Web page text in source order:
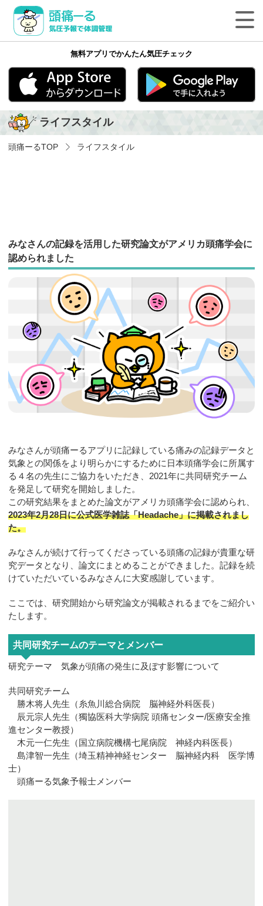
頭痛ーる 気圧予報で体調管理
最新の天気頭痛予報
気象病の基礎知識
気象病を防ぐ方法
法人のみなさまへ
お問合せ
無料アプリでかんたん気圧チェック
ライフスタイル
頭痛ーるTOP ライフスタイル
みなさんの記録を活用した研究論文がアメリカ頭痛学会に
認められました
みなさんが頭痛ーるアプリに記録している痛みの記録データと
気象との関係をより明らかにするために日本頭痛学会に所属す
る４名の先生にご協力をいただき、2021年に共同研究チーム
を発足して研究を開始しました。
この研究結果をまとめた論文がアメリカ頭痛学会に認められ、
2023年2月28日に公式医学雑誌「Headache」に掲載されまし
た。
みなさんが続けて行ってくださっている頭痛の記録が貴重な研
究データとなり、論文にまとめることができました。記録を続
けていただいているみなさんに大変感謝しています。
ここでは、研究開始から研究論文が掲載されるまでをご紹介い
たします。
共同研究チームのテーマとメンバー
研究テーマ 気象が頭痛の発生に及ぼす影響について
共同研究チーム
勝木将人先生（糸魚川総合病院 脳神経外科医長）
辰元宗人先生（獨協医科大学病院 頭痛センター/医療安全推
進センター教授）
木元一仁先生（国立病院機構七尾病院 神経内科医長）
島津智一先生（埼玉精神神経センター 脳神経内科 医学博
士）
頭痛ーる気象予報士メンバー